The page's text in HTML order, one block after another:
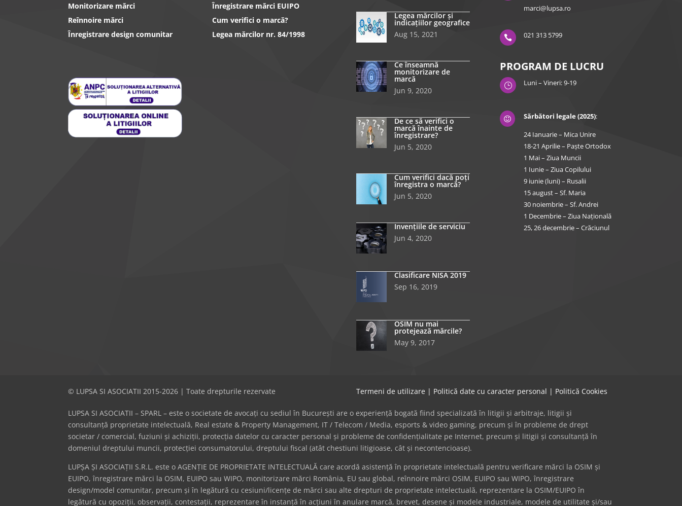
Monitorizare mărci
Reînnoire mărci
Înregistrare design comunitar
Înregistrare mărci EUIPO
Cum verifici o marcă?
Legea mărcilor nr. 84/1998
Legea mărcilor și
indicațiilor geografice
Aug 15, 2021
Ce înseamnă
monitorizare de
marcă
Jun 9, 2020
De ce să verifici o
marcă înainte de
înregistrare?
Jun 5, 2020
Cum verifici dacă poți
înregistra o marcă?
Jun 5, 2020
Invențiile de serviciu
Jun 4, 2020
Clasificare NISA 2019
Sep 16, 2019
OSIM nu mai
protejează mărcile?
May 9, 2017
marci@lupsa.ro
 021 313 5799
PROGRAM DE LUCRU
} Luni – Vineri: 9-19
 Sărbători legale (2025):
24 Ianuarie – Mica Unire
18-21 Aprilie – Paște Ortodox
1 Mai – Ziua Muncii
1 Iunie – Ziua Copilului
9 iunie (luni) – Rusalii
15 august – Sf. Maria
30 noiembrie – Sf. Andrei
1 Decembrie – Ziua Națională
25, 26 decembrie – Crăciunul
© LUPSA SI ASOCIATII 2015-2026 | Toate drepturile rezervate Termeni de utilizare | Politică date cu caracter personal | Politică Cookies
LUPSA SI ASOCIATII – SPARL – este o societate de avocați cu sediul în București are o experiență bogată fiind specializată în litigii și arbitraje, litigii și
consultanță proprietate intelectuală, Real estate & Property Management, IT / Telecom / Media, esports & video gaming, precum și în probleme de drept
societar / comercial, fuziuni și achiziții, protecția datelor cu caracter personal și probleme de confidențialitate pe Internet, precum și litigii și consultanță în
domeniul dreptului muncii, protecției consumatorului, dreptului fiscal (atât chestiuni litigioase, cât și necontencioase).
LUPȘA ȘI ASOCIAȚII S.R.L. este o AGENȚIE DE PROPRIETATE INTELECTUALĂ care acordă asistență în proprietate intelectuală pentru verificare mărci la OSIM și
EUIPO, înregistrare mărci la OSIM, EUIPO sau WIPO, monitorizare mărci România, EU sau global, reînnoire mărci OSIM, EUIPO sau WIPO, înregistrare
design/model comunitar, precum și în legătură cu cesiuni/licențe de mărci sau alte drepturi de proprietate intelectuală, reprezentare la OSIM/EUIPO în
legătură cu opoziții, observații, contestații, reprezentare în instanță în acțiuni în anulare marcă, brevet, desene și modele industriale, modele de utilitate și/sau